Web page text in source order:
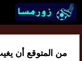
من المتوقع أن